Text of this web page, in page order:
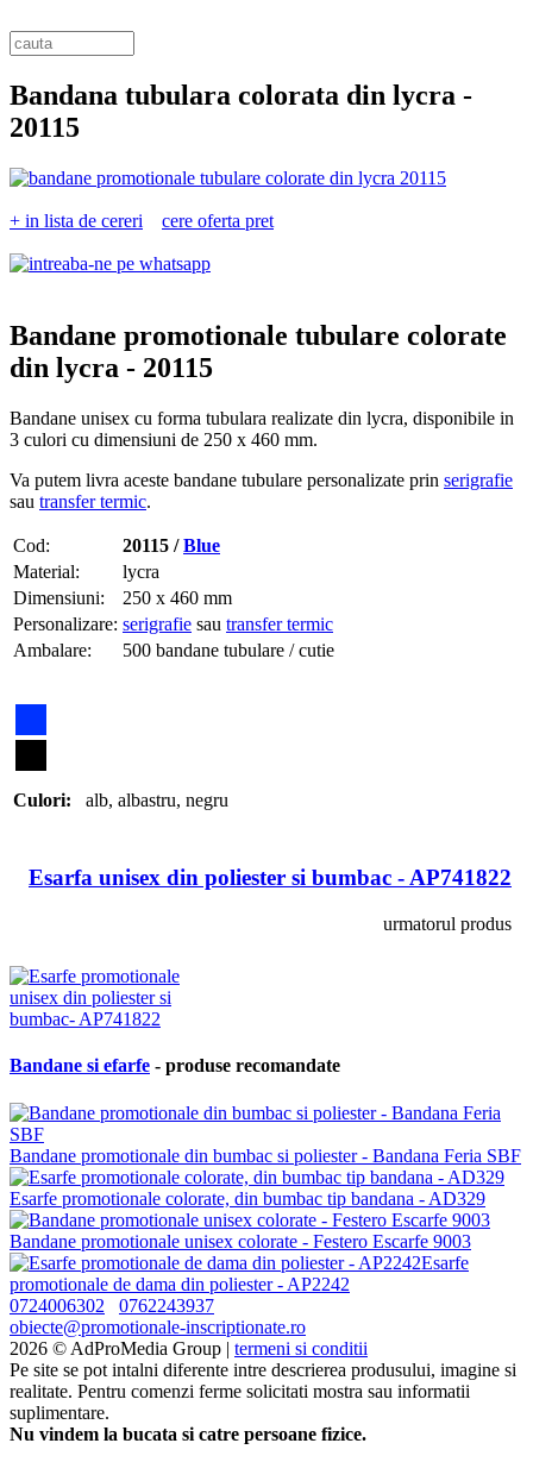
Bandana tubulara colorata din lycra -
20115
+ in lista de cereri cere oferta pret
Bandane promotionale tubulare colorate
din lycra - 20115
Bandane unisex cu forma tubulara realizate din lycra, disponibile in
3 culori cu dimensiuni de 250 x 460 mm.
Va putem livra aceste bandane tubulare personalizate prin serigrafie
sau transfer termic.
Cod: 20115 /Blue
Material:
lycra
Dimensiuni:
250 x 460 mm
Personalizare: serigrafie sau transfer termic
Ambalare:
500 bandane tubulare / cutie
Culori: alb, albastru, negru
Esarfa unisex din poliester si bumbac - AP741822
urmatorul produs
Bandane si efarfe - produse recomandate
Bandane promotionale din bumbac si poliester - Bandana Feria SBF
Esarfe promotionale colorate, din bumbac tip bandana - AD329
Bandane promotionale unisex colorate - Festero Escarfe 9003
Esarfe
promotionale de dama din poliester - AP2242
0724006302
0762243937
obiecte@promotionale-inscriptionate.ro
2026 © AdProMedia Group | termeni si conditii
Pe site se pot intalni diferente intre descrierea produsului, imagine si
realitate. Pentru comenzi ferme solicitati mostra sau informatii
suplimentare.
Nu vindem la bucata si catre persoane fizice.